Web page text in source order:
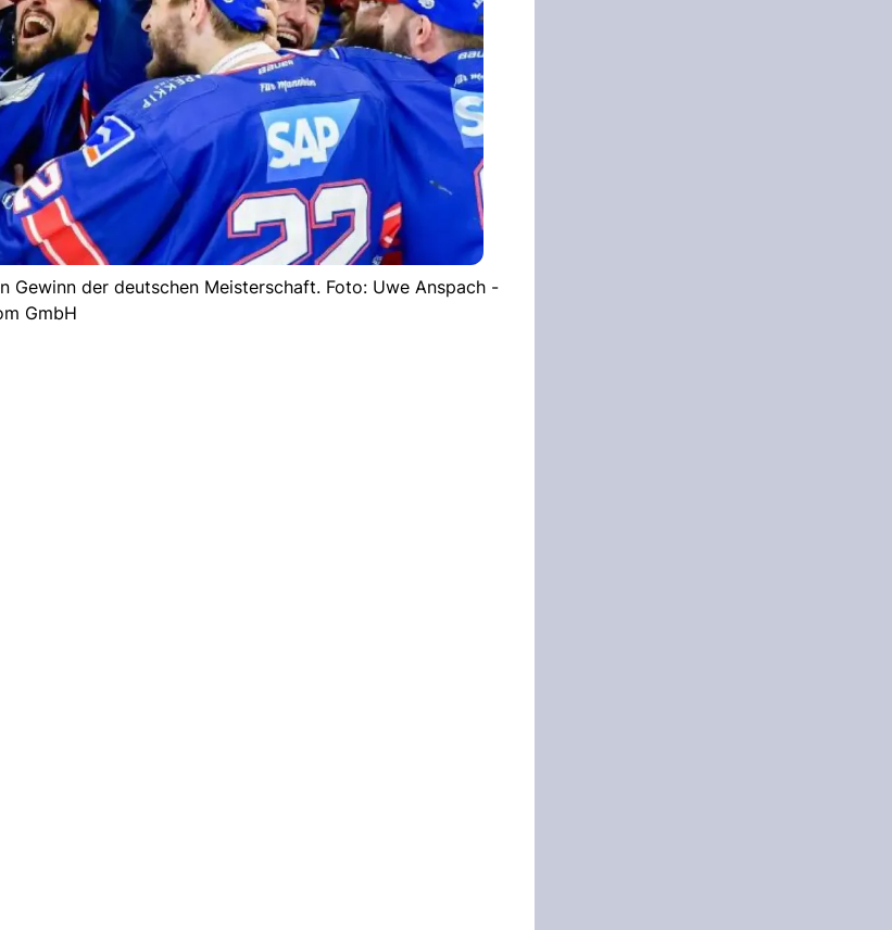
Gewinn der deutschen Meisterschaft. Foto: Uwe Anspach -
GmbH